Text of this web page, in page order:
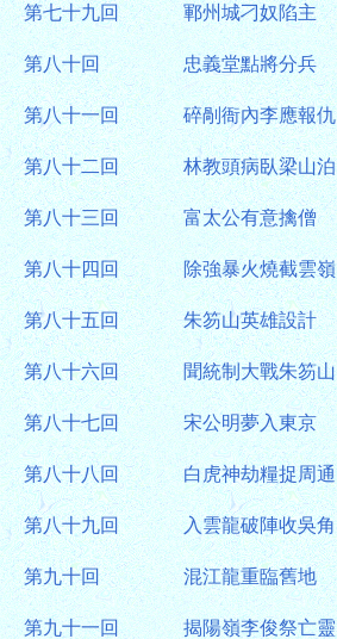
第七十九回 鄆州城刁奴陷主
第八十回 忠義堂點將分兵
第八十一回 碎剮衙內李應報仇
第八十二回 林教頭病臥梁山泊
第八十三回 富太公有意擒僧
第八十四回 除強暴火燒截雲嶺
第八十五回 朱笏山英雄設計
第八十六回 聞統制大戰朱笏山
第八十七回 宋公明夢入東京
第八十八回 白虎神劫糧捉周通
第八十九回 入雲龍破陣收吳角
第九十回 混江龍重臨舊地
第九十一回 揭陽嶺李俊祭亡靈